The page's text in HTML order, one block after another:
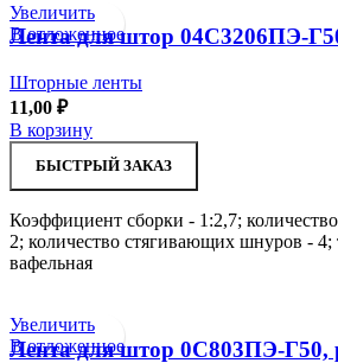
Увеличить
В отложенное
Лента для штор 04С3206ПЭ-
Шторные ленты
11,00 ₽
В корзину
БЫСТРЫЙ ЗАКАЗ
Коэффициент сборки - 1:2,7;
2; количество стягивающих шнуров - 4;
вафельная
Увеличить
В отложенное
Лента для штор 0С803ПЭ-Г50,